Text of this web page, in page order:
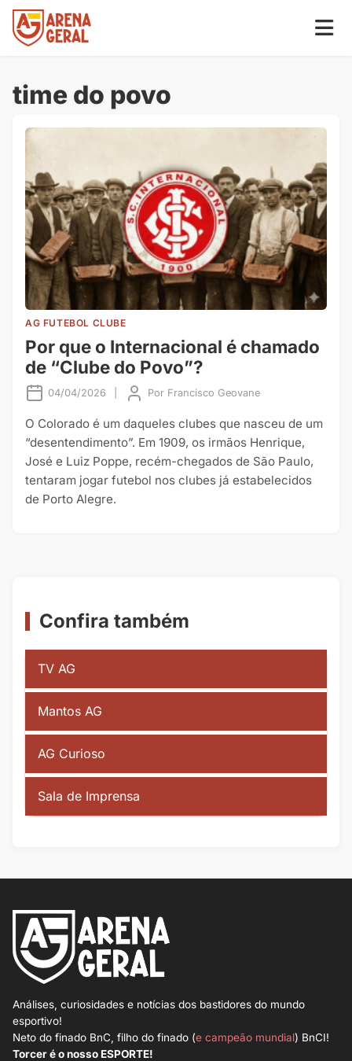
time do povo
AG FUTEBOL CLUBE
Por que o Internacional é chamado
de “Clube do Povo”?
04/04/2026 Por Francisco Geovane
O Colorado é um daqueles clubes que nasceu de um
“desentendimento”. Em 1909, os irmãos Henrique,
José e Luiz Poppe, recém-chegados de São Paulo,
tentaram jogar futebol nos clubes já estabelecidos
de Porto Alegre.
Confira também
TV AG
Mantos AG
AG Curioso
Sala de Imprensa
Análises, curiosidades e notícias dos bastidores do mundo
esportivo!
Neto do finado BnC, filho do finado (e campeão mundial) BnCI!
Torcer é o nosso ESPORTE!